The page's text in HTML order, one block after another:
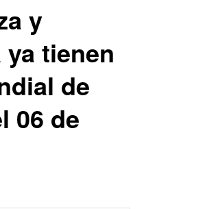
y
tienen
de
06 de